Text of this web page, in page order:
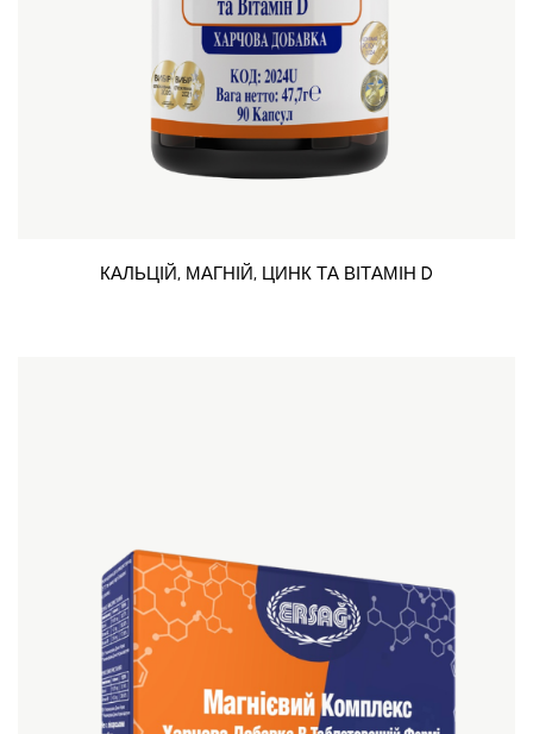
КАЛЬЦІЙ, МАГНІЙ, ЦИНК ТА ВІТАМІН D